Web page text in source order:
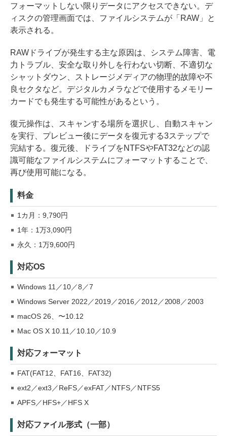
フォーマットしない限りデータにアクセスできない。デ
ィスクの管理画面では、ファイルシステムが「RAW」と
表示される。
RAWドライブが発生する主な原因は、システム障害、電
力トラブル、安全な取り外しを行わない切断、不適切な
シャットダウン、ストレージメディアの物理的故障や不
良セクタなど。デジタルカメラなどで使用するメモリー
カードでも発生する可能性があるという。
復元操作は、スキャンする場所を選択し、自動スキャン
を実行、プレビュー後にデータを復元する3ステップで
完結する。復元後、ドライブをNTFSやFAT32などの認
識可能なファイルシステムにフォーマットすることで、
再び使用可能になる。
料金
1カ月：9,790円
1年：1万3,090円
永久：1万9,600円
対応OS
Windows 11／10／8／7
Windows Server 2022／2019／2016／2012／2008／2003
macOS 26、〜10.12
Mac OS X 10.11／10.10／10.9
対応フォーマット
FAT(FAT12、FAT16、FAT32)
ext2／ext3／ReFS／exFAT／NTFS／NTFS5
APFS／HFS+／HFS X
対応ファイル形式（一部）